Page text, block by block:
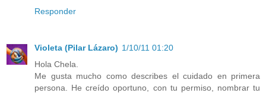
Responder
Violeta (Pilar Lázaro) 1/10/11 01:20
Hola Chela.
Me gusta mucho como describes el cuidado en primera
persona. He creído oportuno, con tu permiso, nombrar tu